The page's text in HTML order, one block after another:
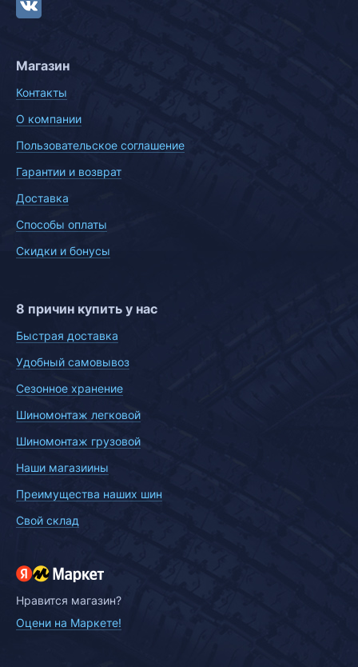
Магазин
Контакты
О компании
Пользовательское соглашение
Гарантии и возврат
Доставка
Способы оплаты
Скидки и бонусы
8 причин купить у нас
Быстрая доставка
Удобный самовывоз
Сезонное хранение
Шиномонтаж легковой
Шиномонтаж грузовой
Наши магазиины
Преимущества наших шин
Свой склад
Нравится магазин?
Оцени на Маркете!